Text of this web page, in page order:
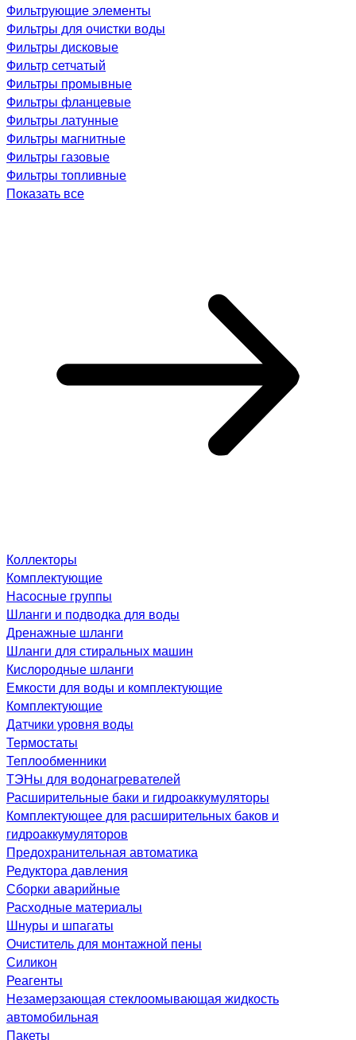
Фильтрующие элементы
Фильтры для очистки воды
Фильтры дисковые
Фильтр сетчатый
Фильтры промывные
Фильтры фланцевые
Фильтры латунные
Фильтры магнитные
Фильтры газовые
Фильтры топливные
Показать все
Коллекторы
Комплектующие
Насосные группы
Шланги и подводка для воды
Дренажные шланги
Шланги для стиральных машин
Кислородные шланги
Емкости для воды и комплектующие
Комплектующие
Датчики уровня воды
Термостаты
Теплообменники
ТЭНы для водонагревателей
Расширительные баки и гидроаккумуляторы
Комплектующее для расширительных баков и
гидроаккумуляторов
Предохранительная автоматика
Редуктора давления
Сборки аварийные
Расходные материалы
Шнуры и шпагаты
Очиститель для монтажной пены
Силикон
Реагенты
Незамерзающая стеклоомывающая жидкость
автомобильная
Пакеты